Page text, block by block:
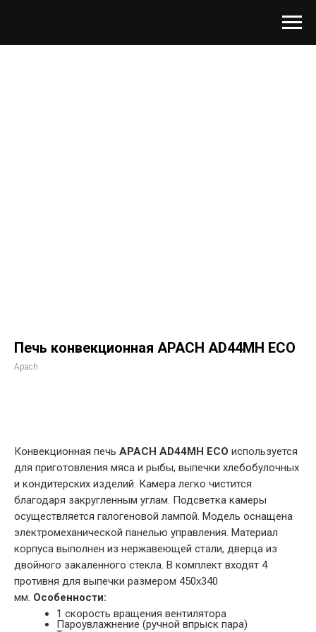
Печь конвекционная APACH AD44МН ЕСО
Apach
Конвекционная печь APACH AD44МН ЕСО используется
для приготовления мяса и рыбы, выпечки хлебобулочных
и кондитерских изделий. Камера легко чистится
благодаря закругленным углам. Подсветка камеры
осуществляется галогеновой лампой. Модель оснащена
электромеханической панелью управления. Материал
корпуса выполнен из нержавеющей стали, дверца из
двойного закаленного стекла. В комплект входят 4
противня для выпечки размером 450х340
мм. Особенности:
1 скорость вращения вентилятора
Пароувлажнение (ручной впрыск пара)